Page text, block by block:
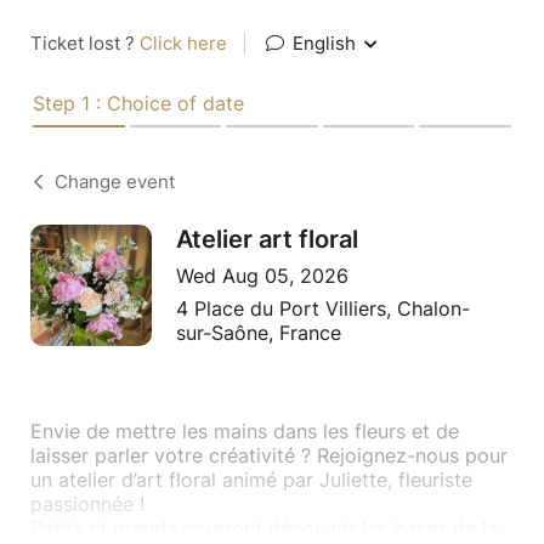
Ticket lost ? Click here English
Step 1 : Choice of date
Change event
Atelier art floral
Wed Aug 05, 2026
4 Place du Port Villiers, Chalon-
sur-Saône, France
Envie de mettre les mains dans les fleurs et de
laisser parler votre créativité ? Rejoignez-nous pour
un atelier d’art floral animé par Juliette, fleuriste
passionnée !